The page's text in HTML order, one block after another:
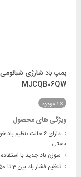
MJCQB06QW
ناموجود
ویژگی های محصول
دارای 6 حالت
دستی
سوزن باد جدید با
تنظیم فشار باد بین 3 تا 150 psi